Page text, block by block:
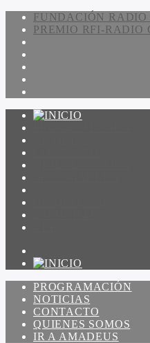
FUNDACIÓN RADIO
PREMIO RFI-RADIO
PROGRAMACIÓN
NOTICIAS
CONTACTO
QUIENES SOMOS
IR A AMADEUS